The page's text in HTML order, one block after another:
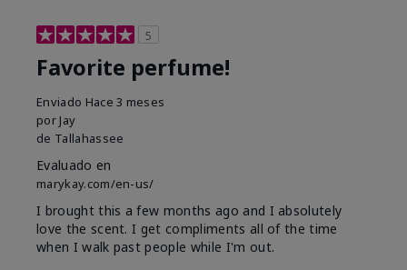
5
Favorite perfume!
Enviado Hace 3 meses
por Jay
de Tallahassee
Evaluado en
marykay.com/en-us/
I brought this a few months ago and I absolutely
love the scent. I get compliments all of the time
when I walk past people while I'm out.